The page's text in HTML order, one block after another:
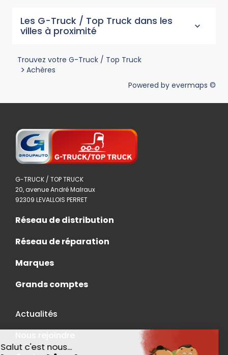
Les G-Truck / Top Truck dans les
villes à proximité
Trouvez votre G-Truck / Top Truck
> Achères
Powered by evermaps ©
G-TRUCK / TOP TRUCK
20, avenue André Malraux
92309 LEVALLOIS PERRET
Réseau de distribution
Réseau de réparation
Marques
Grands comptes
Actualités